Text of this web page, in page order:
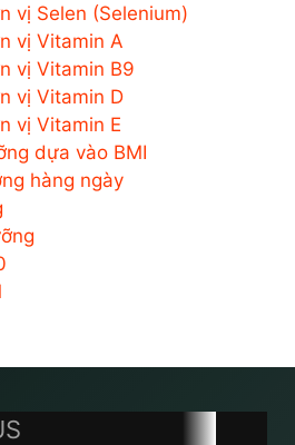
vị Selen (Selenium)
vị Vitamin A
vị Vitamin B9
vị Vitamin D
vị Vitamin E
dựa vào BMI
hàng ngày